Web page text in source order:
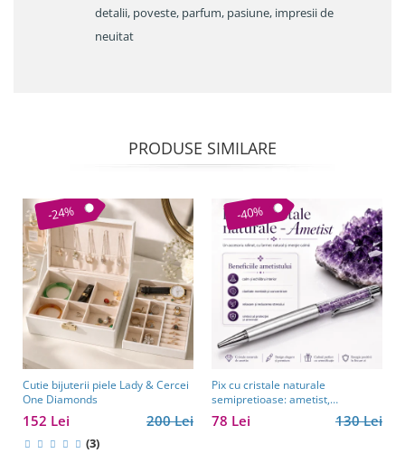
detalii, poveste, parfum, pasiune, impresii de
neuitat
PRODUSE SIMILARE
-24%
Cutie bijuterii piele Lady & Cercei
One Diamonds
200 Lei
152 Lei
(3)
-40%
Pix cu cristale naturale
semipretioase: ametist,
aventurin, lapis lazuli, ochi de
tigru, citrin și cuarț roz
130 Lei
78 Lei